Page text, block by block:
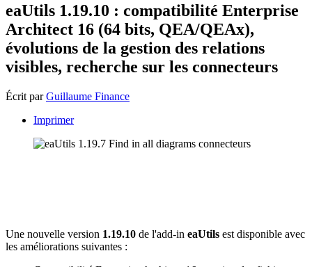
eaUtils 1.19.10 : compatibilité Enterprise
Architect 16 (64 bits, QEA/QEAx),
évolutions de la gestion des relations
visibles, recherche sur les connecteurs
Écrit parGuillaume Finance
Imprimer
Une nouvelle version 1.19.10 de l'add-in eaUtils est disponible avec
les améliorations suivantes :